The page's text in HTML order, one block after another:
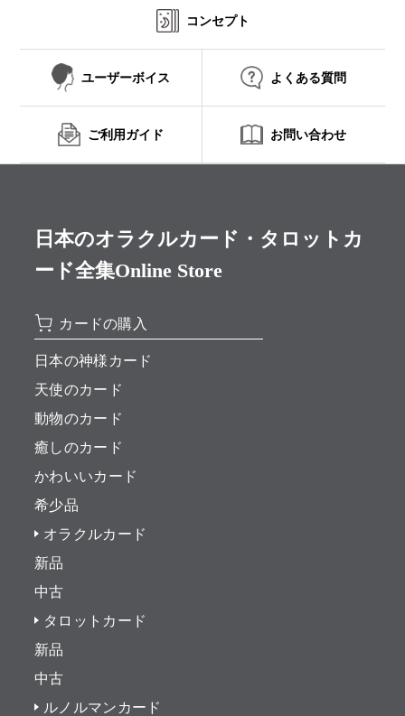
コンセプト
ユーザーボイス よくある質問
ご利用ガイド お問い合わせ
日本のオラクルカード・タロットカ
ード全集Online Store
カードの購入
日本の神様カード
天使のカード
動物のカード
癒しのカード
かわいいカード
希少品
オラクルカード
新品
中古
タロットカード
新品
中古
ルノルマンカード